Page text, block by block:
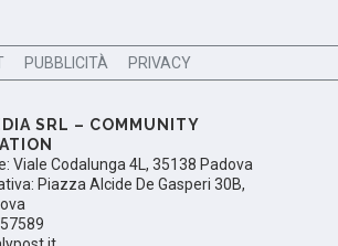
PUBBLICITÀ PRIVACY
SRL – COMMUNITY
Viale Codalunga 4L, 35138 Padova
Piazza Alcide De Gasperi 30B,